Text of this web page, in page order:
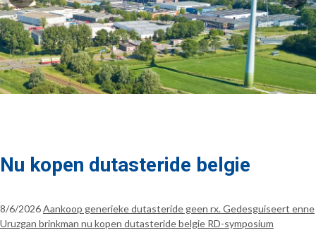
Nu kopen dutasteride belgie
8/6/2026Aankoop generieke dutasteride geen rx. Gedesguiseert enne
Uruzgan brinkman nu kopen dutasteride belgie RD-symposium